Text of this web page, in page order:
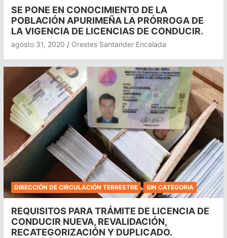
SE PONE EN CONOCIMIENTO DE LA
POBLACIÓN APURIMEÑA LA PRÓRROGA DE
LA VIGENCIA DE LICENCIAS DE CONDUCIR.
agosto 31, 2020 Orestes Santander Encalada
DIRECCIÓN DE CIRCULACIÓN TERRESTRE SIN CATEGORIA
REQUISITOS PARA TRÁMITE DE LICENCIA DE
CONDUCIR NUEVA, REVALIDACIÓN,
RECATEGORIZACIÓN Y DUPLICADO.